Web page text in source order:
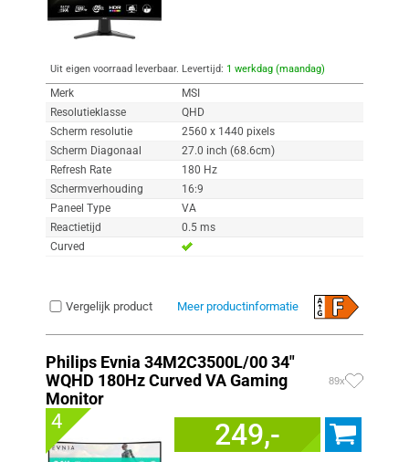
Uit eigen voorraad leverbaar. Levertijd: 1 werkdag (maandag)
Merk
MSI
Resolutieklasse
QHD
Scherm resolutie
2560 x 1440 pixels
Scherm Diagonaal
27.0 inch (68.6cm)
Refresh Rate
180 Hz
Schermverhouding
16:9
Paneel Type
VA
Reactietijd
0.5 ms
Curved
Vergelijk product Meer productinformatie
Philips Evnia 34M2C3500L/00 34"
WQHD 180Hz Curved VA Gaming
Monitor
89x
4 249,-